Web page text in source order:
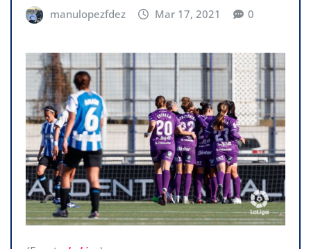
manulopezfdez Mar 17, 2021 0